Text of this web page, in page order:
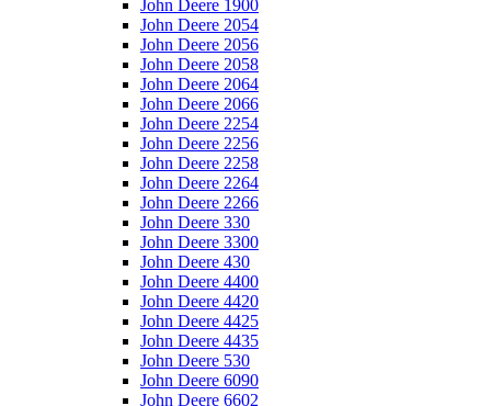
John Deere 1900
John Deere 2054
John Deere 2056
John Deere 2058
John Deere 2064
John Deere 2066
John Deere 2254
John Deere 2256
John Deere 2258
John Deere 2264
John Deere 2266
John Deere 330
John Deere 3300
John Deere 430
John Deere 4400
John Deere 4420
John Deere 4425
John Deere 4435
John Deere 530
John Deere 6090
John Deere 6602